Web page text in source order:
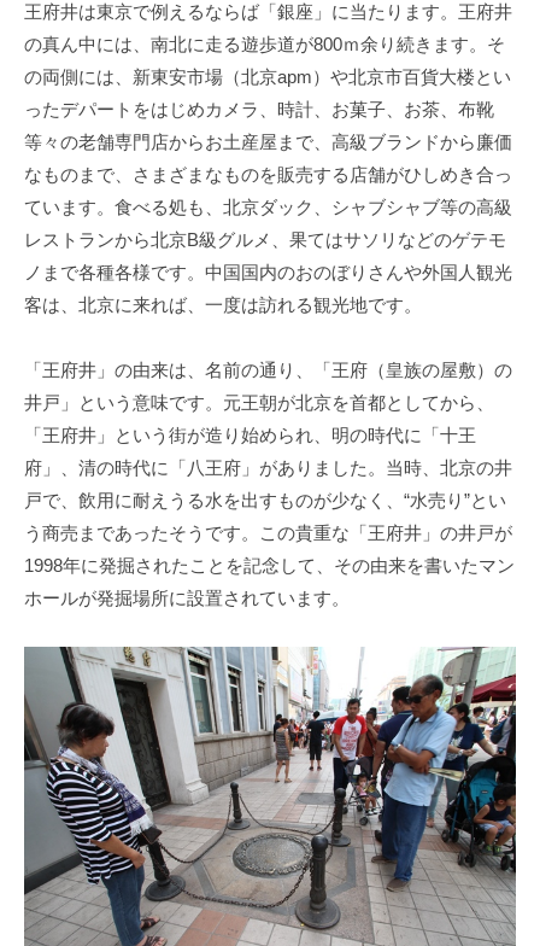
王府井は東京で例えるならば「銀座」に当たります。王府井
の真ん中には、南北に走る遊歩道が800ｍ余り続きます。そ
の両側には、新東安市場（北京apm）や北京市百貨大楼とい
ったデパートをはじめカメラ、時計、お菓子、お茶、布靴
等々の老舗専門店からお土産屋まで、高級ブランドから廉価
なものまで、さまざまなものを販売する店舗がひしめき合っ
ています。食べる処も、北京ダック、シャブシャブ等の高級
レストランから北京B級グルメ、果てはサソリなどのゲテモ
ノまで各種各様です。中国国内のおのぼりさんや外国人観光
客は、北京に来れば、一度は訪れる観光地です。
「王府井」の由来は、名前の通り、「王府（皇族の屋敷）の
井戸」という意味です。元王朝が北京を首都としてから、
「王府井」という街が造り始められ、明の時代に「十王
府」、清の時代に「八王府」がありました。当時、北京の井
戸で、飲用に耐えうる水を出すものが少なく、“水売り”とい
う商売まであったそうです。この貴重な「王府井」の井戸が
1998年に発掘されたことを記念して、その由来を書いたマン
ホールが発掘場所に設置されています。